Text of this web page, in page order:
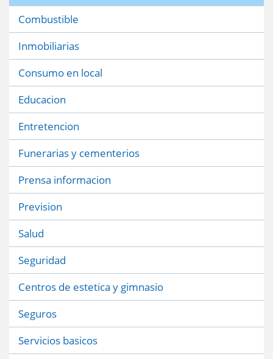
Combustible
Inmobiliarias
Consumo en local
Educacion
Entretencion
Funerarias y cementerios
Prensa informacion
Prevision
Salud
Seguridad
Centros de estetica y gimnasio
Seguros
Servicios basicos